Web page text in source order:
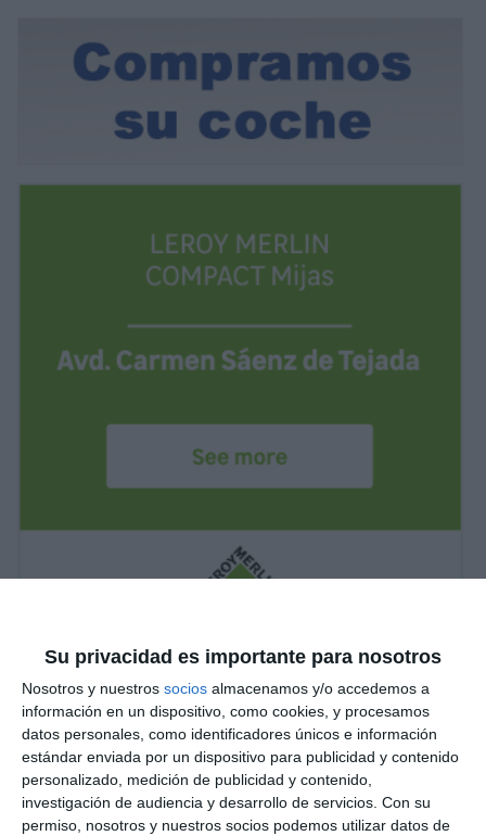
Su privacidad es importante para nosotros
Nosotros y nuestros socios almacenamos y/o accedemos a
información en un dispositivo, como cookies, y procesamos
datos personales, como identificadores únicos e información
estándar enviada por un dispositivo para publicidad y contenido
personalizado, medición de publicidad y contenido,
investigación de audiencia y desarrollo de servicios. Con su
permiso, nosotros y nuestros socios podemos utilizar datos de